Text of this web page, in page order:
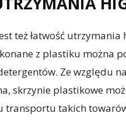
też łatwość
z plastiku można
Ze względu
skrzynie plastikowe
transportu takich